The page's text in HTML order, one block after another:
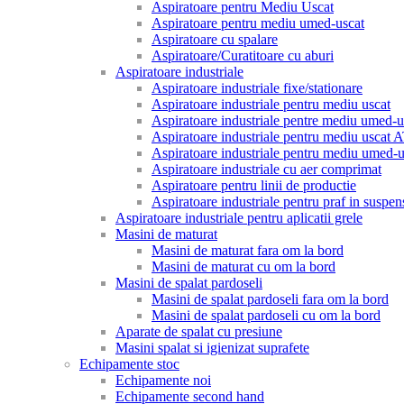
Aspiratoare pentru Mediu Uscat
Aspiratoare pentru mediu umed-uscat
Aspiratoare cu spalare
Aspiratoare/Curatitoare cu aburi
Aspiratoare industriale
Aspiratoare industriale fixe/stationare
Aspiratoare industriale pentru mediu uscat
Aspiratoare industriale pentre mediu umed-
Aspiratoare industriale pentru mediu uscat
Aspiratoare industriale pentru mediu umed-
Aspiratoare industriale cu aer comprimat
Aspiratoare pentru linii de productie
Aspiratoare industriale pentru praf in
Aspiratoare industriale pentru aplicatii grele
Masini de maturat
Masini de maturat fara om la bord
Masini de maturat cu om la bord
Masini de spalat pardoseli
Masini de spalat pardoseli fara om la bord
Masini de spalat pardoseli cu om la bord
Aparate de spalat cu presiune
Masini spalat si igienizat suprafete
Echipamente stoc
Echipamente noi
Echipamente second hand